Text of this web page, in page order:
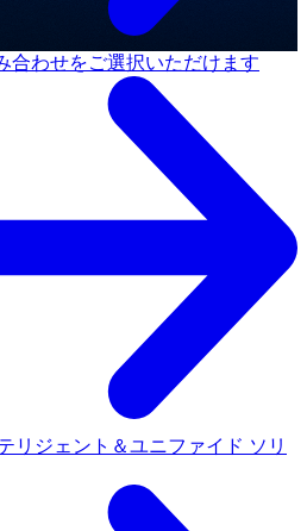
合わせをご選択いただけます
リジェント＆ユニファイド ソリ